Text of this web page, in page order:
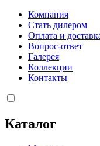
Компания
Стать дилером
Оплата и
Вопрос-ответ
Галерея
Коллекции
Контакты
Каталог